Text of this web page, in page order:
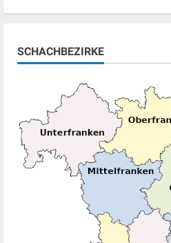
SCHACHBEZIRKE